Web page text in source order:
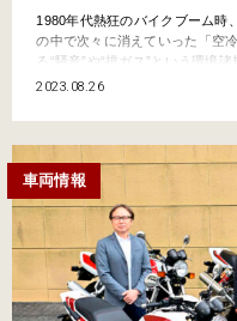
1980年代熱狂のバイクブーム時
の中で次々に消えていった「空
る“騒音”や“排ガス”という環境
と思われていたのですが、なん
レジスタンス【後編】…
2023.08.26
車両情報